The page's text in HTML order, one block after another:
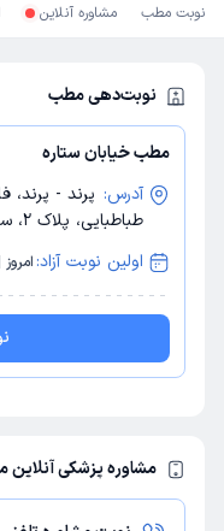
نوبت مطب مشاوره آنلاین
نوبت‌دهی مطب
مطب خیابان ستاره
آدرس:
طباطبایی، پلاک 2، ساختمان پزشکان پایتخت
اولین نوبت آزاد: امروز |
مشاوره پزشکی آنلاین